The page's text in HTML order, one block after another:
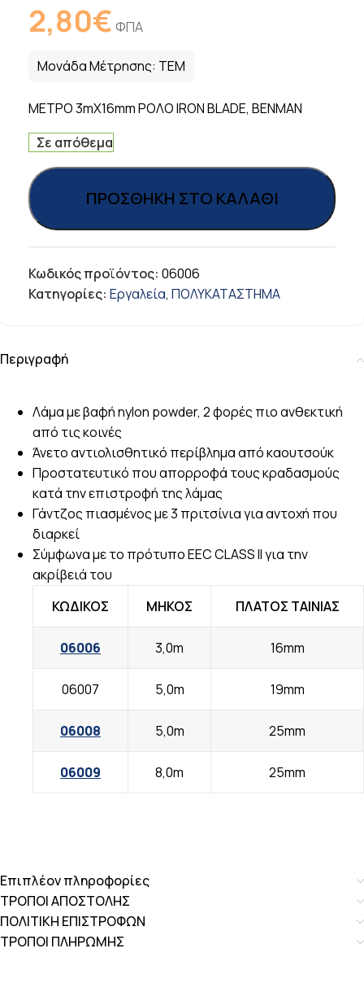
2,80€ ΦΠΑ
Μονάδα Μέτρησης: ΤΕΜ
ΜΕΤΡΟ 3mX16mm ΡΟΛΟ IRON BLADE, BENMAN
Σε απόθεμα
ΠΡΟΣΘΉΚΗ ΣΤΟ ΚΑΛΆΘΙ
Κωδικός προϊόντος: 06006
Κατηγορίες: Εργαλεία, ΠΟΛΥΚΑΤΑΣΤΗΜΑ
Περιγραφή
Λάμα με βαφή nylon powder, 2 φορές πιο ανθεκτική
από τις κοινές
Άνετο αντιολισθητικό περίβλημα από καουτσούκ
Προστατευτικό που απορροφά τους κραδασμούς
κατά την επιστροφή της λάμας
Γάντζος πιασμένος με 3 πριτσίνια για αντοχή που
διαρκεί
Σύμφωνα με το πρότυπο EEC CLASS II για την
ακρίβειά του
ΚΩΔΙΚΟΣ
ΜΗΚΟΣ ΠΛΑΤΟΣ ΤΑΙΝΙΑΣ
06006 3,0m 16mm
06007 5,0m 19mm
06008 5,0m 25mm
06009 8,0m 25mm
Επιπλέον πληροφορίες
ΤΡΟΠΟΙ ΑΠΟΣΤΟΛΗΣ
ΠΟΛΙΤΙΚΗ ΕΠΙΣΤΡΟΦΩΝ
ΤΡΟΠΟΙ ΠΛΗΡΩΜΗΣ